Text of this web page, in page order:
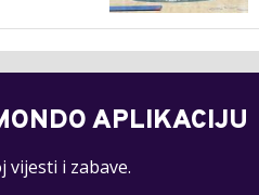
APLIKACIJU
vijesti i zabave.